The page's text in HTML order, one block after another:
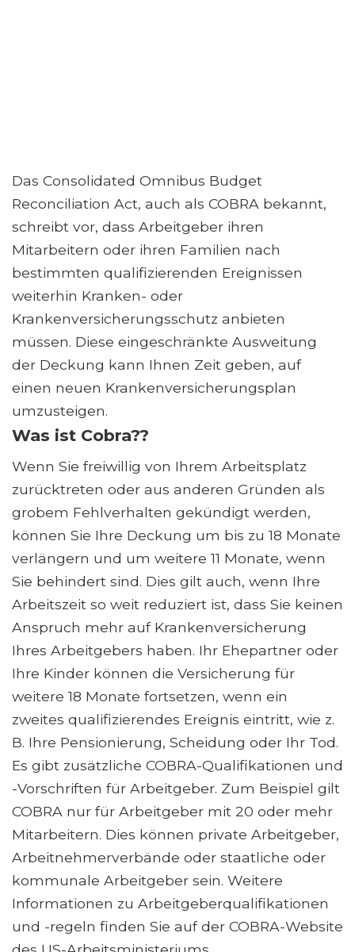
Das Consolidated Omnibus Budget
Reconciliation Act, auch als COBRA bekannt,
schreibt vor, dass Arbeitgeber ihren
Mitarbeitern oder ihren Familien nach
bestimmten qualifizierenden Ereignissen
weiterhin Kranken- oder
Krankenversicherungsschutz anbieten
müssen. Diese eingeschränkte Ausweitung
der Deckung kann Ihnen Zeit geben, auf
einen neuen Krankenversicherungsplan
umzusteigen.
Was ist Cobra??
Wenn Sie freiwillig von Ihrem Arbeitsplatz
zurücktreten oder aus anderen Gründen als
grobem Fehlverhalten gekündigt werden,
können Sie Ihre Deckung um bis zu 18 Monate
verlängern und um weitere 11 Monate, wenn
Sie behindert sind. Dies gilt auch, wenn Ihre
Arbeitszeit so weit reduziert ist, dass Sie keinen
Anspruch mehr auf Krankenversicherung
Ihres Arbeitgebers haben. Ihr Ehepartner oder
Ihre Kinder können die Versicherung für
weitere 18 Monate fortsetzen, wenn ein
zweites qualifizierendes Ereignis eintritt, wie z.
B. Ihre Pensionierung, Scheidung oder Ihr Tod.
Es gibt zusätzliche COBRA-Qualifikationen und
-Vorschriften für Arbeitgeber. Zum Beispiel gilt
COBRA nur für Arbeitgeber mit 20 oder mehr
Mitarbeitern. Dies können private Arbeitgeber,
Arbeitnehmerverbände oder staatliche oder
kommunale Arbeitgeber sein. Weitere
Informationen zu Arbeitgeberqualifikationen
und -regeln finden Sie auf der COBRA-Website